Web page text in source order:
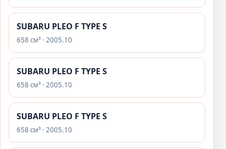
SUBARU PLEO F TYPE S
658 см³ · 2005.10
SUBARU PLEO F TYPE S
658 см³ · 2005.10
SUBARU PLEO F TYPE S
658 см³ · 2005.10